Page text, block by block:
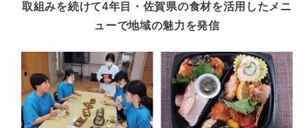
取組みを続けて4年目・佐賀県の食材を活用したメニ
ューで地域の魅力を発信